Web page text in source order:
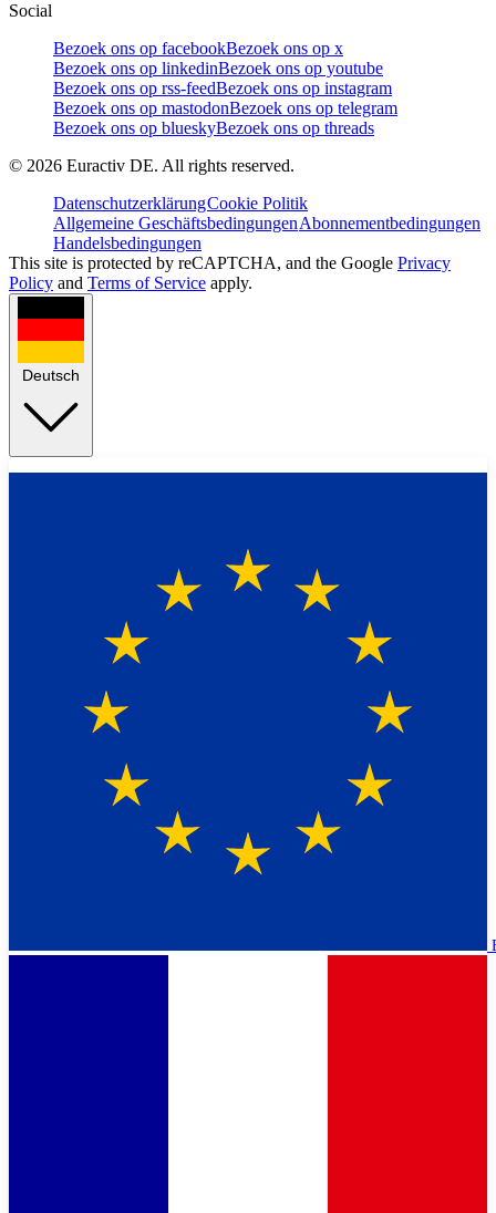
Social
Bezoek ons op facebookBezoek ons op x
Bezoek ons op linkedinBezoek ons op youtube
Bezoek ons op rss-feedBezoek ons op instagram
Bezoek ons op mastodonBezoek ons op telegram
Bezoek ons op blueskyBezoek ons op threads
© 2026 Euractiv DE. All rights reserved.
DatenschutzerklärungCookie Politik
Allgemeine GeschäftsbedingungenAbonnementbedingungen
Handelsbedingungen
This site is protected by reCAPTCHA, and the Google Privacy
Policy and Terms of Service apply.
Deutsch